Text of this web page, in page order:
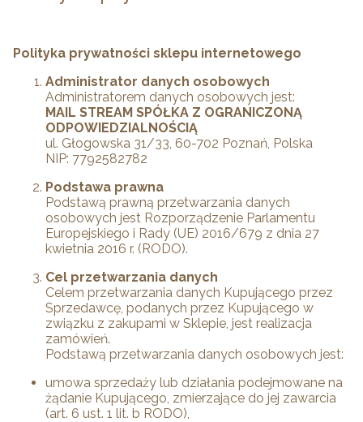
Polityka prywatności sklepu internetowego
Administrator danych osobowych
Administratorem danych osobowych jest:
MAIL STREAM SPÓŁKA Z OGRANICZONĄ
ODPOWIEDZIALNOŚCIĄ
ul. Głogowska 31/33, 60-702 Poznań, Polska
NIP: 7792582782
Podstawa prawna
Podstawą prawną przetwarzania danych
osobowych jest Rozporządzenie Parlamentu
Europejskiego i Rady (UE) 2016/679 z dnia 27
kwietnia 2016 r. (RODO).
Cel przetwarzania danych
Celem przetwarzania danych Kupującego przez
Sprzedawcę, podanych przez Kupującego w
związku z zakupami w Sklepie, jest realizacja
zamówień.
Podstawą przetwarzania danych osobowych jest:
umowa sprzedaży lub działania podejmowane na
żądanie Kupującego, zmierzające do jej zawarcia
(art. 6 ust. 1 lit. b RODO),